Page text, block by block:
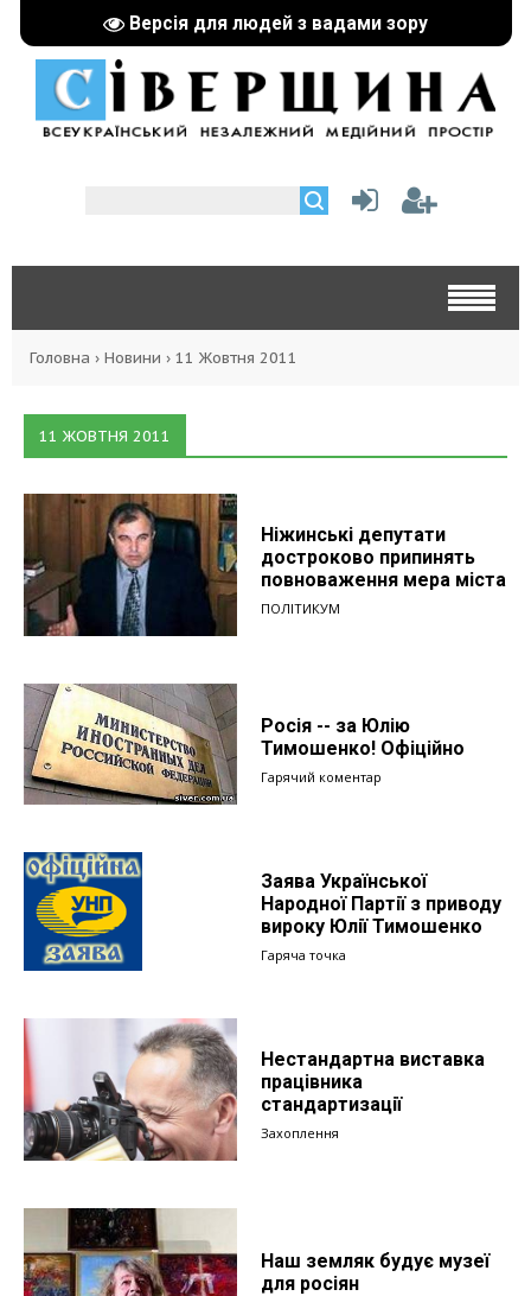
Версія для людей з вадами зору
Головна › Новини › 11 Жовтня 2011
11 ЖОВТНЯ 2011
Ніжинські депутати
достроково припинять
повноваження мера міста
ПОЛІТИКУМ
Росія -- за Юлію
Тимошенко! Офіційно
Гарячий коментар
Заява Української
Народної Партії з приводу
вироку Юлії Тимошенко
Гаряча точка
Нестандартна виставка
працівника
стандартизації
Захоплення
Наш земляк будує музеї
для росіян